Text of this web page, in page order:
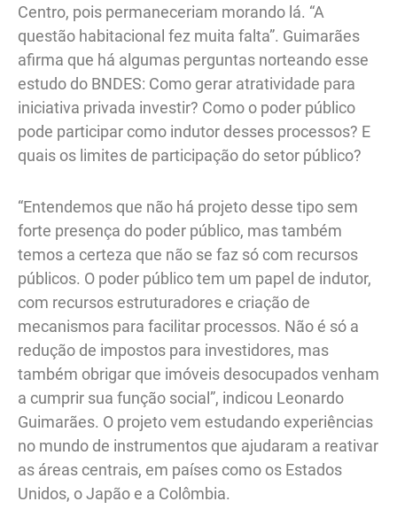
Centro, pois permaneceriam morando lá. “A
questão habitacional fez muita falta”. Guimarães
afirma que há algumas perguntas norteando esse
estudo do BNDES: Como gerar atratividade para
iniciativa privada investir? Como o poder público
pode participar como indutor desses processos? E
quais os limites de participação do setor público?
“Entendemos que não há projeto desse tipo sem
forte presença do poder público, mas também
temos a certeza que não se faz só com recursos
públicos. O poder público tem um papel de indutor,
com recursos estruturadores e criação de
mecanismos para facilitar processos. Não é só a
redução de impostos para investidores, mas
também obrigar que imóveis desocupados venham
a cumprir sua função social”, indicou Leonardo
Guimarães. O projeto vem estudando experiências
no mundo de instrumentos que ajudaram a reativar
as áreas centrais, em países como os Estados
Unidos, o Japão e a Colômbia.